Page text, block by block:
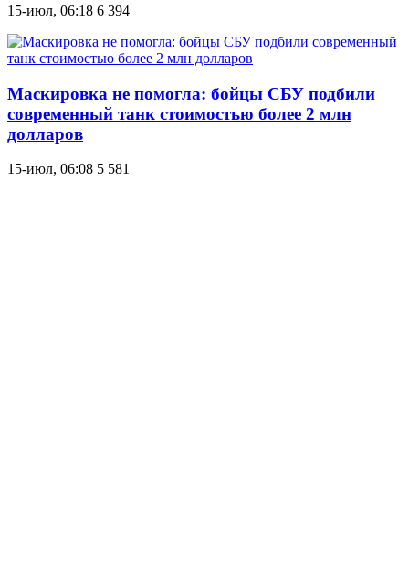
15-июл, 06:18 6 394
Маскировка не помогла: бойцы СБУ подбили
современный танк стоимостью более 2 млн
долларов
15-июл, 06:08 5 581